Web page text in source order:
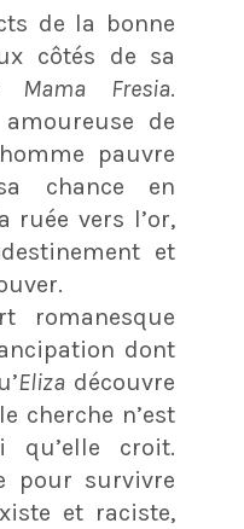
de la bonne
côtés de sa
Mama Fresia.
amoureuse de
pauvre
chance en
ruée vers l’or,
et
romanesque
dont
Eliza découvre
cherche n’est
qu’elle croit.
pour survivre
et raciste,